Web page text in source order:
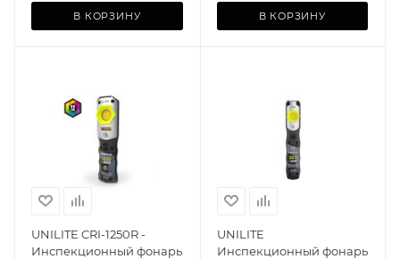
В КОРЗИНУ В КОРЗИНУ
UNILITE CRI-1250R -
Инспекционный фонарь
UNILITE
Инспекционный фонарь